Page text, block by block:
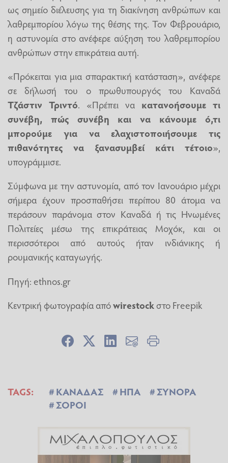
ως σημείο διέλευσης για τη διακίνηση ανθρώπων και
λαθρεμπορίου λόγω της θέσης της. Τον Φεβρουάριο,
η αστυνομία στο ανέφερε αύξηση του λαθρεμπορίου
ανθρώπων στην επικράτεια αυτή.
«Πρόκειται για μια σπαρακτική κατάσταση», ανέφερε
σε δήλωσή του ο πρωθυπουργός του Καναδά
Τζάστιν Τριντό. «Πρέπει να κατανοήσουμε τι
συνέβη, πώς συνέβη και να κάνουμε ό,τι
μπορούμε για να ελαχιστοποιήσουμε τις
πιθανότητες να ξανασυμβεί κάτι τέτοιο»,
υπογράμμισε.
Σύμφωνα με την αστυνομία, από τον Ιανουάριο μέχρι
σήμερα έχουν προσπαθήσει περίπου 80 άτομα να
περάσουν παράνομα στον Καναδά ή τις Ηνωμένες
Πολιτείες μέσω της επικράτειας Μοχόκ, και οι
περισσότεροι από αυτούς ήταν ινδιάνικης ή
ρουμανικής καταγωγής.
Πηγή: ethnos.gr
Κεντρική φωτογραφία απόwirestockστο Freepik
TAGS: ΚΑΝΑΔΑΣ ΗΠΑ
ΣΥΝΟΡΑ
ΣΟΡΟΙ